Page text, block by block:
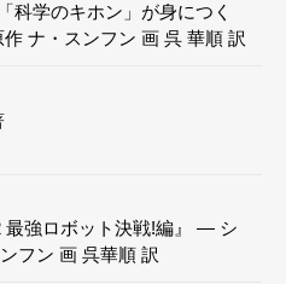
科学のキホン」が身につく
ナ・スンフン 画 呉 華順 訳
最強ロボット決戦!編』 — シ
フン 画 呉華順 訳